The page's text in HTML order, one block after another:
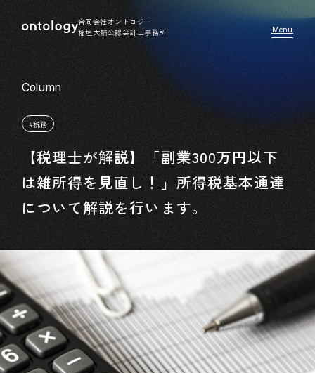
合同会社オントロジー
稲垣大輔公認会計士事務所
#税務
【税理士が解説】「副業300万円以下
は雑所得を見直し！」所得税基本通達
について解説を行います。